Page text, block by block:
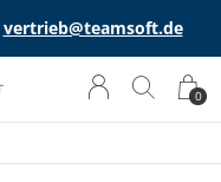
0
vertrieb@teamsoft.de